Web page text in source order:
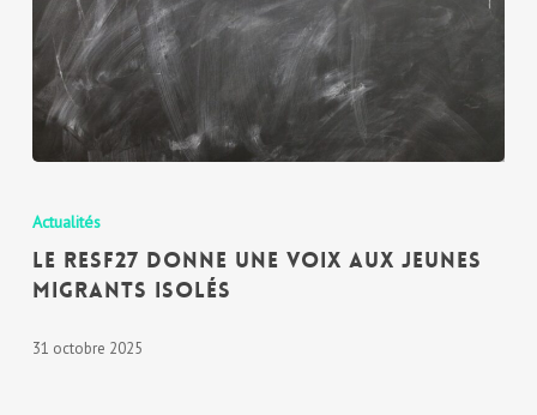
Actualités
Le Resf27 donne une voix aux jeunes
migrants isolés
31 octobre 2025